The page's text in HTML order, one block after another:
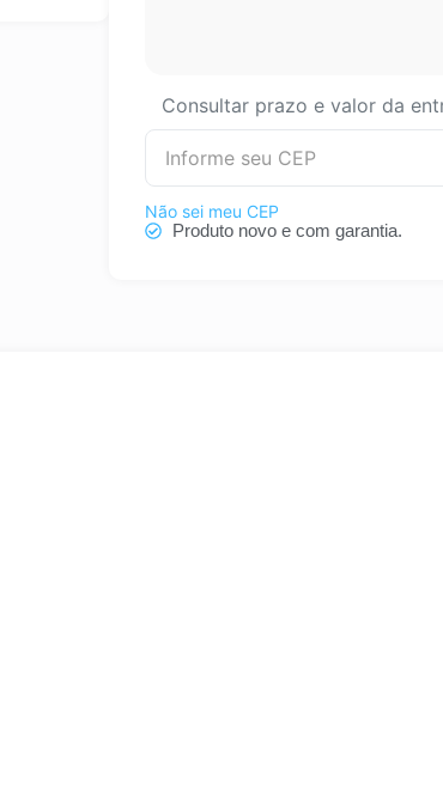
Consultar prazo e valor da
Não sei meu CEP
Produto novo e com garantia.